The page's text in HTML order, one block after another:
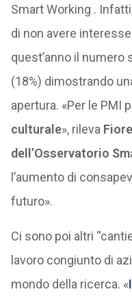
Smart Working .
di non avere
quest’anno il
(18%) dimostrando
apertura. «Per le PMI
culturale», rileva
dell’Osservatorio
l’aumento di
futuro».
Ci sono poi altri
lavoro congiunto di
mondo della ricerca. «